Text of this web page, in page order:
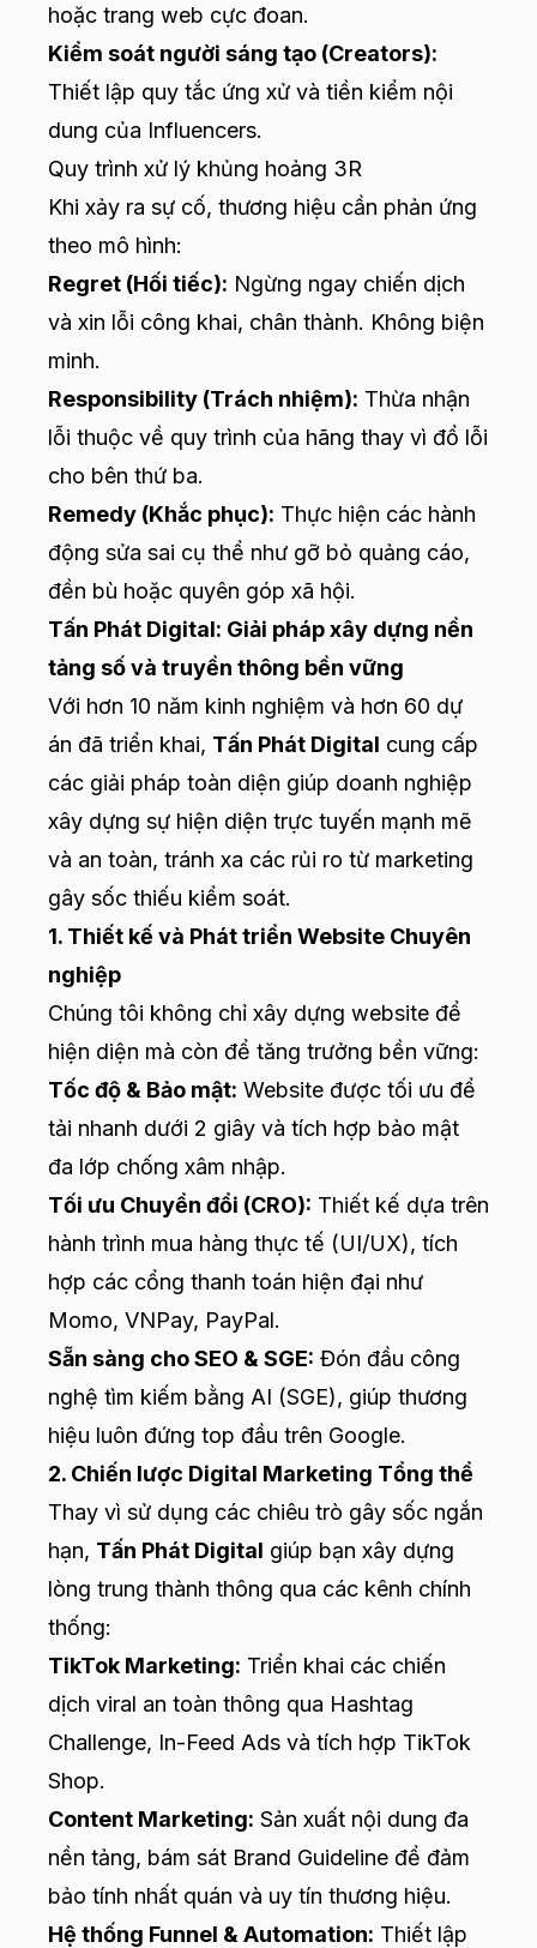
hoặc trang web cực đoan.
Kiểm soát người sáng tạo (Creators):
Thiết lập quy tắc ứng xử và tiền kiểm nội
dung của Influencers.
Quy trình xử lý khủng hoảng 3R
Khi xảy ra sự cố, thương hiệu cần phản ứng
theo mô hình:
Regret (Hối tiếc): Ngừng ngay chiến dịch
và xin lỗi công khai, chân thành. Không biện
minh.
Responsibility (Trách nhiệm): Thừa nhận
lỗi thuộc về quy trình của hãng thay vì đổ lỗi
cho bên thứ ba.
Remedy (Khắc phục): Thực hiện các hành
động sửa sai cụ thể như gỡ bỏ quảng cáo,
đền bù hoặc quyên góp xã hội.
Tấn Phát Digital: Giải pháp xây dựng nền
tảng số và truyền thông bền vững
Với hơn 10 năm kinh nghiệm và hơn 60 dự
án đã triển khai, Tấn Phát Digital cung cấp
các giải pháp toàn diện giúp doanh nghiệp
xây dựng sự hiện diện trực tuyến mạnh mẽ
và an toàn, tránh xa các rủi ro từ marketing
gây sốc thiếu kiểm soát.
1. Thiết kế và Phát triển Website Chuyên
nghiệp
Chúng tôi không chỉ xây dựng website để
hiện diện mà còn để tăng trưởng bền vững:
Tốc độ & Bảo mật: Website được tối ưu để
tải nhanh dưới 2 giây và tích hợp bảo mật
đa lớp chống xâm nhập.
Tối ưu Chuyển đổi (CRO): Thiết kế dựa trên
hành trình mua hàng thực tế (UI/UX), tích
hợp các cổng thanh toán hiện đại như
Momo, VNPay, PayPal.
Sẵn sàng cho SEO & SGE: Đón đầu công
nghệ tìm kiếm bằng AI (SGE), giúp thương
hiệu luôn đứng top đầu trên Google.
2. Chiến lược Digital Marketing Tổng thể
Thay vì sử dụng các chiêu trò gây sốc ngắn
hạn, Tấn Phát Digital giúp bạn xây dựng
lòng trung thành thông qua các kênh chính
thống:
TikTok Marketing: Triển khai các chiến
dịch viral an toàn thông qua Hashtag
Challenge, In-Feed Ads và tích hợp TikTok
Shop.
Content Marketing: Sản xuất nội dung đa
nền tảng, bám sát Brand Guideline để đảm
bảo tính nhất quán và uy tín thương hiệu.
Hệ thống Funnel & Automation: Thiết lập